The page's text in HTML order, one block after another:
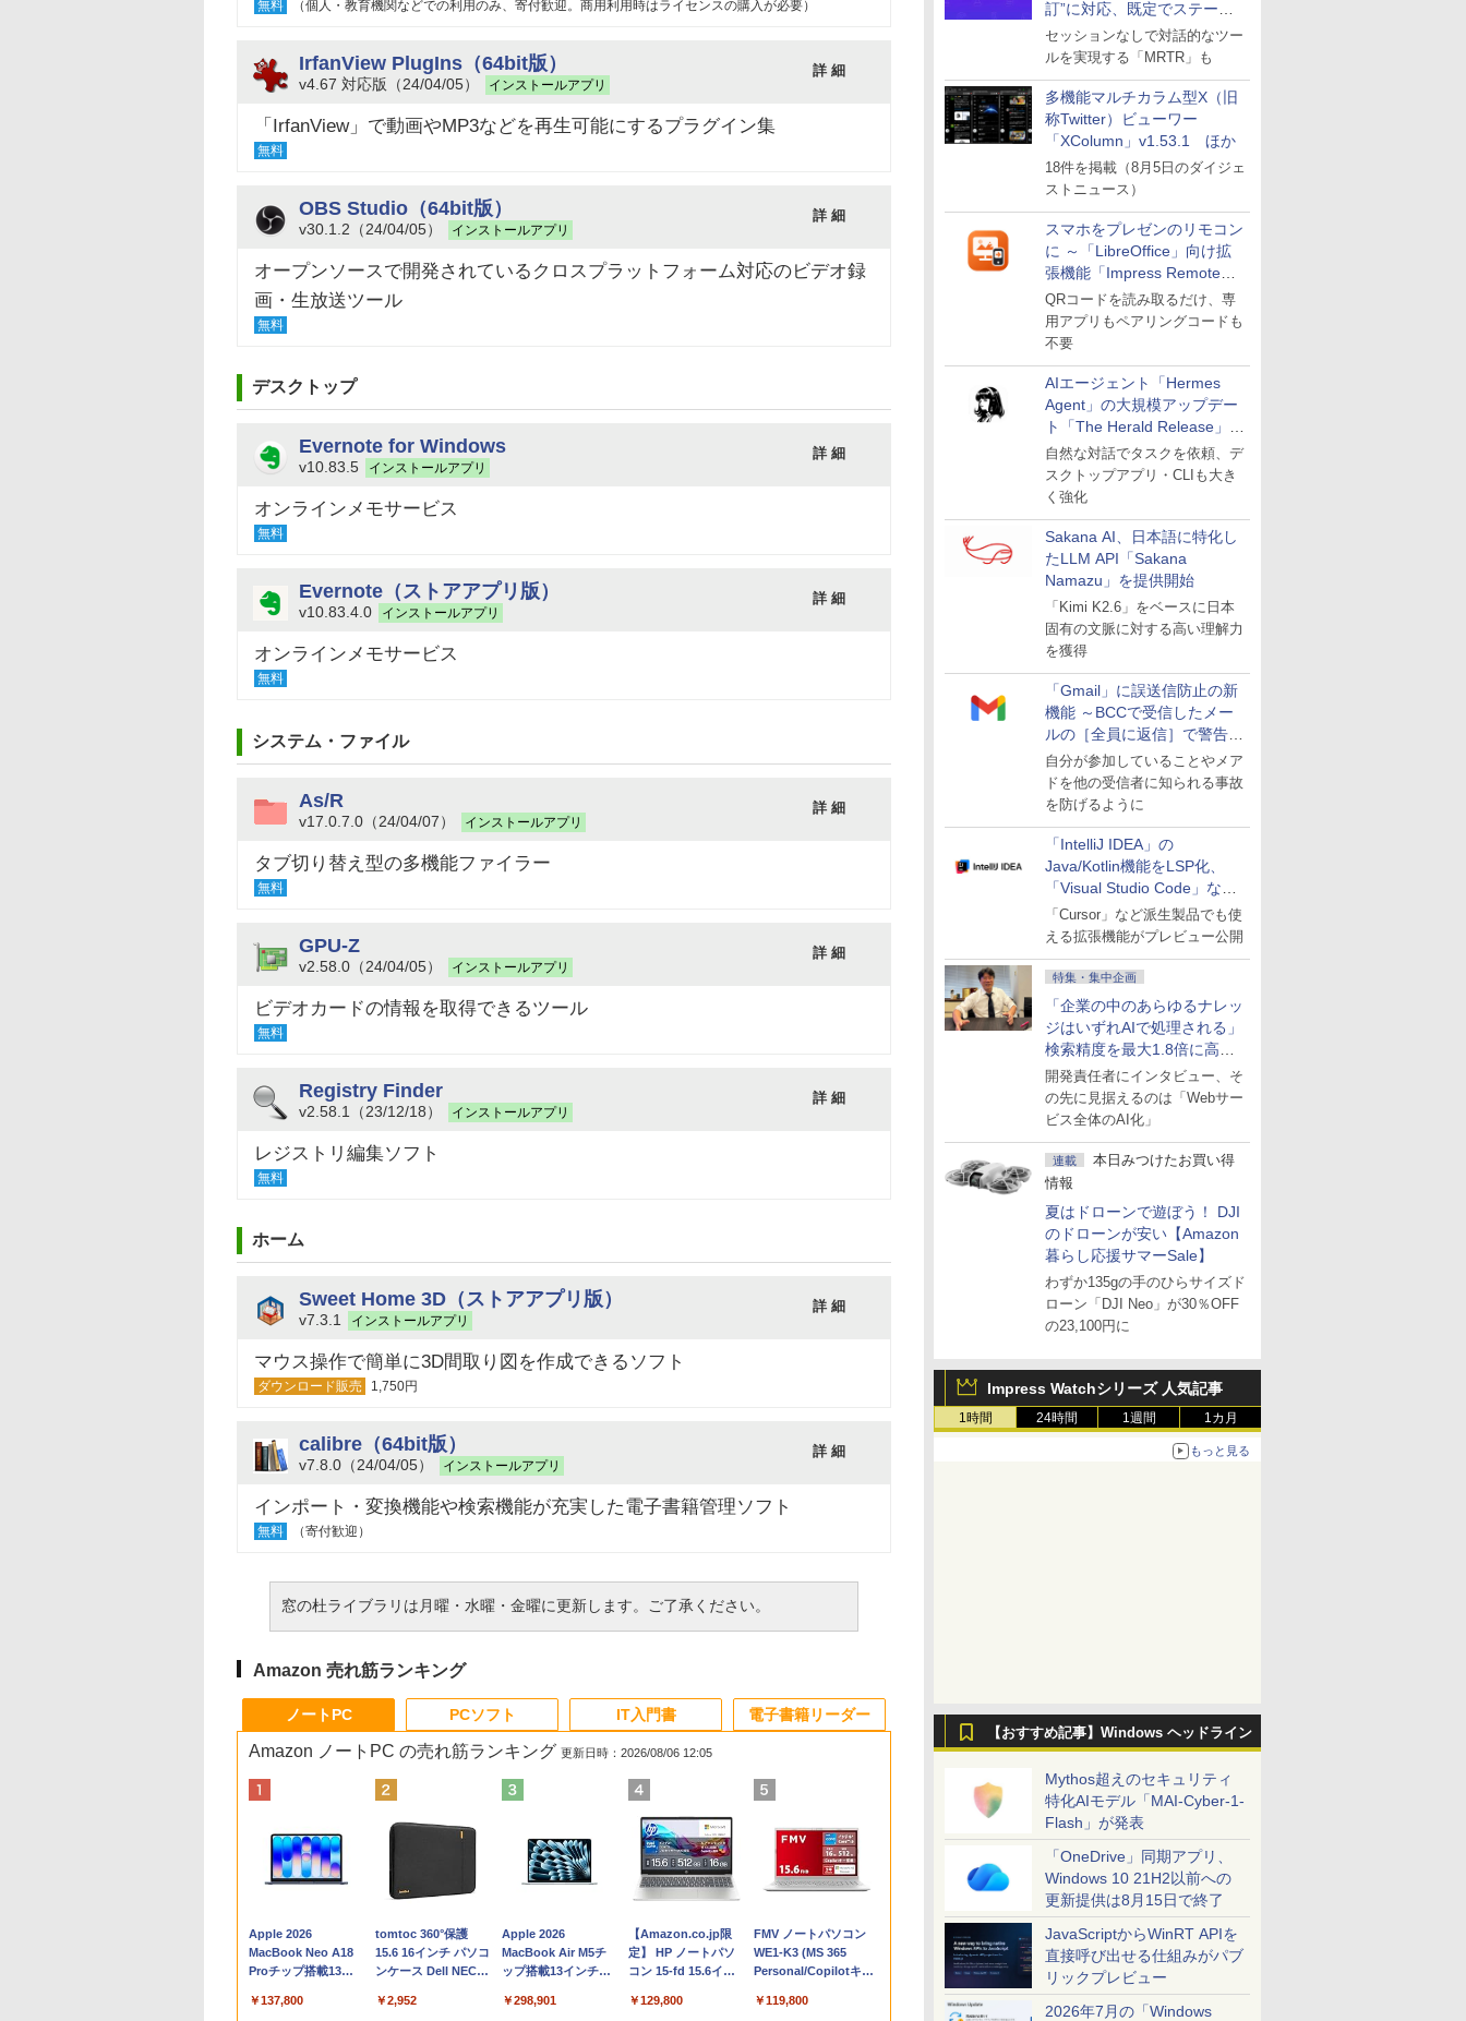
訂”に対応、既定でステート
レスへ
セッションなしで対話的なツー
ルを実現する「MRTR」も
多機能マルチカラム型X（旧
称Twitter）ビューワー
「XColumn」v1.53.1 ほか
18件を掲載（8月5日のダイジェ
ストニュース）
スマホをプレゼンのリモコン
に ～「LibreOffice」向け拡
張機能「Impress Remote」
が公開
QRコードを読み取るだけ、専
用アプリもペアリングコードも
不要
AIエージェント「Hermes
Agent」の大規模アップデー
ト「The Herald Release」が
公開
自然な対話でタスクを依頼、デ
スクトップアプリ・CLIも大き
く強化
Sakana AI、日本語に特化し
たLLM API「Sakana
Namazu」を提供開始
「Kimi K2.6」をベースに日本
固有の文脈に対する高い理解力
を獲得
「Gmail」に誤送信防止の新
機能 ～BCCで受信したメー
ルの［全員に返信］で警告を
表示
自分が参加していることやメア
ドを他の受信者に知られる事故
を防げるように
「IntelliJ IDEA」の
Java/Kotlin機能をLSP化、
「Visual Studio Code」など
にも開放
「Cursor」など派生製品でも使
える拡張機能がプレビュー公開
特集・集中企画
「企業の中のあらゆるナレッ
ジはいずれAIで処理される」
検索精度を最大1.8倍に高め
た「GMO AI RAG」は無償の
OSS版で「1社1RAG」を目
指す
開発責任者にインタビュー、そ
の先に見据えるのは「Webサー
ビス全体のAI化」
連載
本日みつけたお買い得
情報
夏はドローンで遊ぼう！ DJI
のドローンが安い【Amazon
暮らし応援サマーSale】
わずか135gの手のひらサイズド
ローン「DJI Neo」が30％OFF
の23,100円に
Impress Watchシリーズ 人気記事
1時間 24時間 1週間 1カ月
もっと見る
【おすすめ記事】Windows ヘッドライン
Mythos超えのセキュリティ
特化AIモデル「MAI-Cyber-1-
Flash」が発表
「OneDrive」同期アプリ、
Windows 10 21H2以前への
更新提供は8月15日で終了
JavaScriptからWinRT APIを
直接呼び出せる仕組みがパブ
リックプレビュー
2026年7月の「Windows
無料 （個人・教育機関などでの利用のみ、寄付歓迎。商用利用時はライセンスの購入が必要）
IrfanView PlugIns（64bit版）
v4.67 対応版（24/04/05） インストールアプリ
詳 細
「IrfanView」で動画やMP3などを再生可能にするプラグイン集
無料
OBS Studio（64bit版）
v30.1.2（24/04/05） インストールアプリ
詳 細
オープンソースで開発されているクロスプラットフォーム対応のビデオ録
画・生放送ツール
無料
デスクトップ
Evernote for Windows
v10.83.5 インストールアプリ
詳 細
オンラインメモサービス
無料
Evernote（ストアアプリ版）
v10.83.4.0 インストールアプリ
詳 細
オンラインメモサービス
無料
システム・ファイル
As/R
v17.0.7.0（24/04/07） インストールアプリ
詳 細
タブ切り替え型の多機能ファイラー
無料
GPU-Z
v2.58.0（24/04/05） インストールアプリ
詳 細
ビデオカードの情報を取得できるツール
無料
Registry Finder
v2.58.1（23/12/18） インストールアプリ
詳 細
レジストリ編集ソフト
無料
ホーム
Sweet Home 3D（ストアアプリ版）
v7.3.1 インストールアプリ
詳 細
マウス操作で簡単に3D間取り図を作成できるソフト
ダウンロード販売 1,750円
calibre（64bit版）
v7.8.0（24/04/05） インストールアプリ
詳 細
インポート・変換機能や検索機能が充実した電子書籍管理ソフト
無料 （寄付歓迎）
窓の杜ライブラリは月曜・水曜・金曜に更新します。ご了承ください。
Amazon 売れ筋ランキング
ノートPC
Amazon ノートPC の売れ筋ランキング 更新日時：2026/08/06 12:05
Apple 2026
MacBook Neo A18
Proチップ搭載13イ
AIとApple
￥137,800
tomtoc 360°保護
15.6 16インチ パソコ
ンケース Dell NEC
dynabook Lenovo
￥2,952
Apple 2026
MacBook Air M5チ
ップ搭載13インチノ
Apple Intelligence、
￥298,901
【Amazon.co.jp限
定】 HP ノートパソ
コン 15-fd 15.6イン
512GB SSD インテ
￥129,800
FMV ノートパソコン
WE1-K3 (MS 365
Personal/Copilotキー
型/Core i5/16GB/SSD
￥119,800
PCソフト IT入門書 電子書籍リーダー